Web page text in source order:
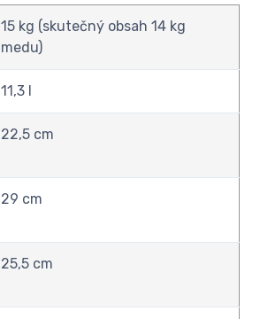
15 kg (skutečný obsah 14 kg
medu)
11,3 l
22,5 cm
29 cm
25,5 cm